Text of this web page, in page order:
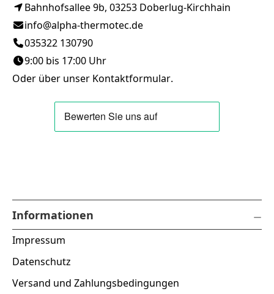
Bahnhofsallee 9b, 03253 Doberlug-Kirchhain
info@alpha-thermotec.de
035322 130790
9:00 bis 17:00 Uhr
Oder über unser Kontaktformular.
Informationen
Impressum
Datenschutz
Versand und Zahlungsbedingungen